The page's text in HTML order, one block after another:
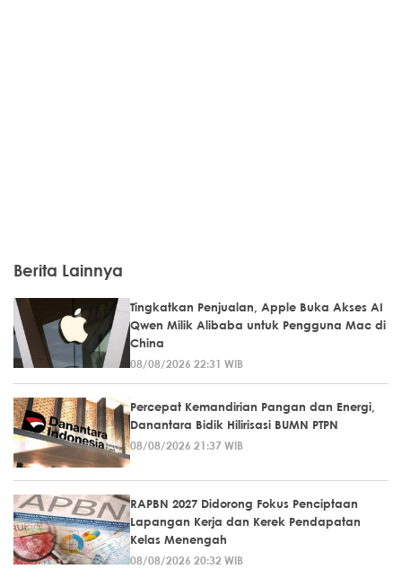
Berita Lainnya
Tingkatkan Penjualan, Apple Buka Akses AI
Qwen Milik Alibaba untuk Pengguna Mac di
China
08/08/2026 22:31 WIB
Percepat Kemandirian Pangan dan Energi,
Danantara Bidik Hilirisasi BUMN PTPN
08/08/2026 21:37 WIB
RAPBN 2027 Didorong Fokus Penciptaan
Lapangan Kerja dan Kerek Pendapatan
Kelas Menengah
08/08/2026 20:32 WIB